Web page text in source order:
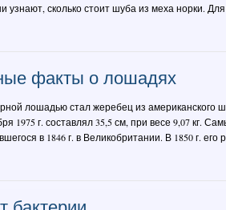
узнают, сколько стоит шуба из меха норки.
факты о лошадях
лошадью стал жеребец из американского
1975 г. составлял 35,5 см, при весе 9,07 кг.
в 1846 г. в Великобритании. В 1850 г. его